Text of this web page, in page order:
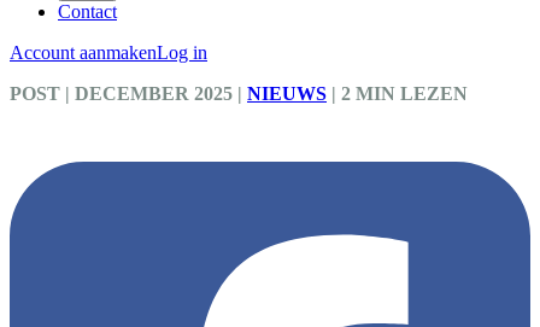
Contact
Account aanmakenLog in
POST | DECEMBER 2025 | NIEUWS | 2 MIN LEZEN